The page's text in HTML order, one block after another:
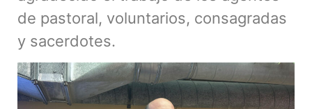
de pastoral, voluntarios, consagradas
y sacerdotes.